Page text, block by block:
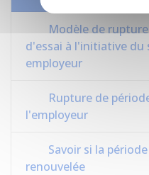
Modèle de
d'essai à l'initiative du
employeur
Rupture de
l'employeur
Savoir si la
renouvelée